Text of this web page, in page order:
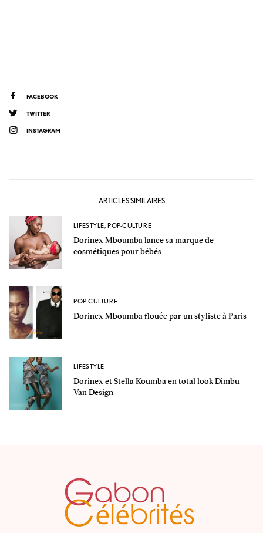
FACEBOOK
TWITTER
INSTAGRAM
ARTICLES SIMILAIRES
LIFESTYLE,POP-CULTURE
Dorinex Mboumba lance sa marque de
cosmétiques pour bébés
POP-CULTURE
Dorinex Mboumba flouée par un styliste à Paris
LIFESTYLE
Dorinex et Stella Koumba en total look Dimbu
Van Design